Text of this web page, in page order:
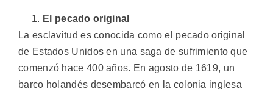
El pecado original
La esclavitud es conocida como el pecado original
de Estados Unidos en una saga de sufrimiento que
comenzó hace 400 años. En agosto de 1619, un
barco holandés desembarcó en la colonia inglesa